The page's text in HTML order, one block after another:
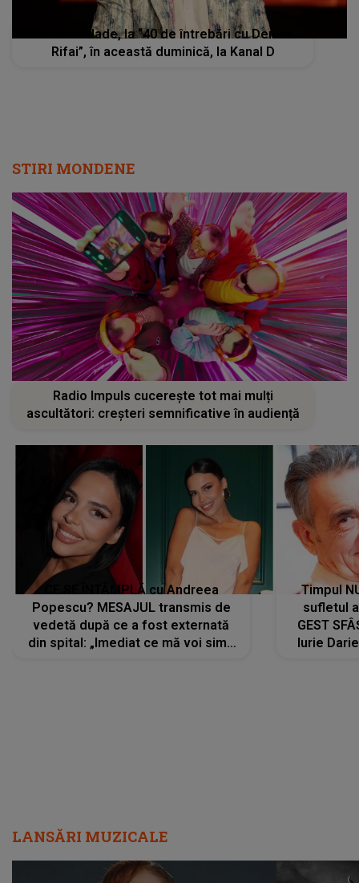
Cornel Palade, la “40 de întrebări cu Denise
Rifai”, în această duminică, la Kanal D
STIRI MONDENE
Radio Impuls cucerește tot mai mulți
ascultători: creșteri semnificative în audiență
CE SE ÎNTÂMPLĂ cu Andreea
Popescu? MESAJUL transmis de
vedetă după ce a fost externată
din spital: „Imediat ce mă voi simți
Timpul
sufletul
GEST
Iurie
LANSĂRI MUZICALE